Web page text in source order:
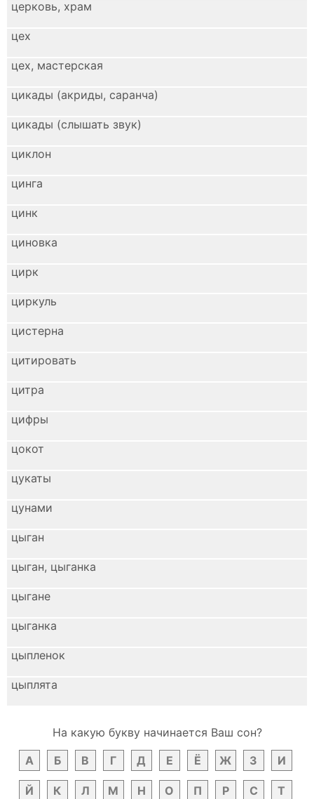
церковь, храм
цех
цех, мастерская
цикады (акриды, саранча)
цикады (слышать звук)
циклон
цинга
цинк
циновка
цирк
циркуль
цистерна
цитировать
цитра
цифры
цокот
цукаты
цунами
цыган
цыган, цыганка
цыгане
цыганка
цыпленок
цыплята
На какую букву начинается Ваш сон?
А
Б В Г Д Е Ё Ж З И
Й К Л М Н О П Р С Т